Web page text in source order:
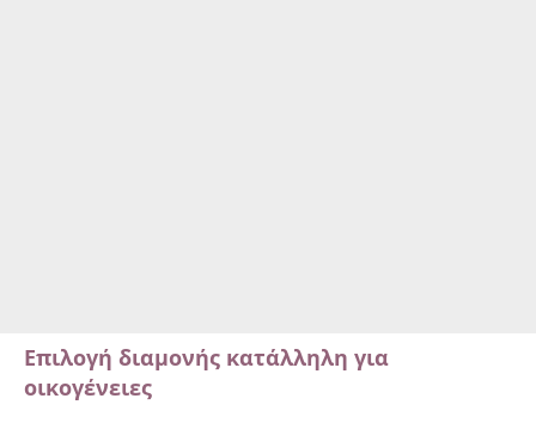
Επιλογή διαμονής κατάλληλη για
οικογένειες